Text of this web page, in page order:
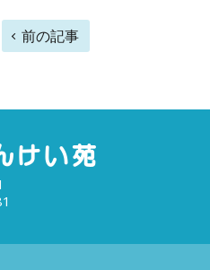
前
事
へ
前の記事